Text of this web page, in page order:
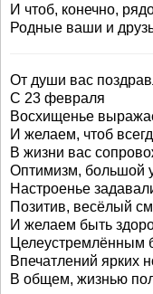
И чтоб, конечно,
Родные ваши и
От души вас
С 23 февраля
Восхищенье
И желаем, чтоб
В жизни вас
Оптимизм, большой
Настроенье
Позитив, весёлый
И желаем быть
Целеустремлённым
Впечатлений ярких
В общем, жизнью